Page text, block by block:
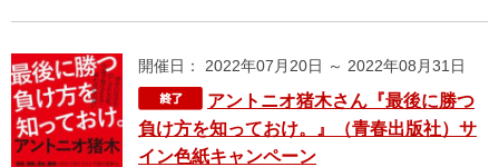
開催日： 2022年07月20日 ～ 2022年08月31日
アントニオ猪木さん『最後に勝つ
負け方を知っておけ。』（青春出版社）サ
イン色紙キャンペーン